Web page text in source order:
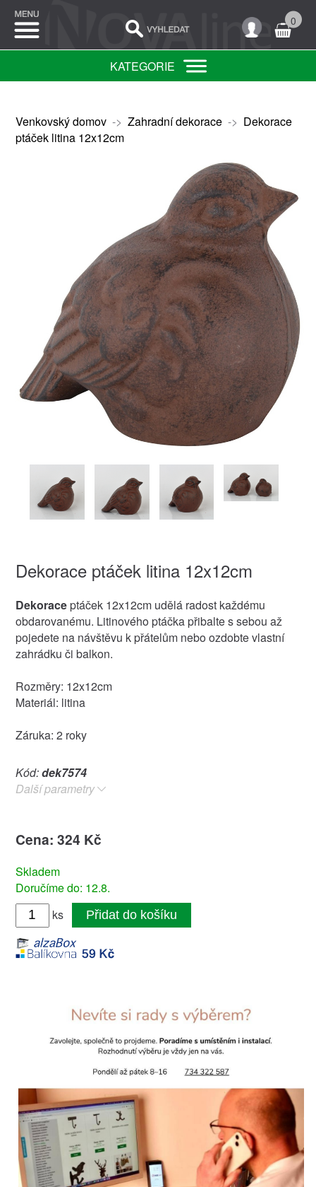
0
KATEGORIE
Venkovský domov-> Zahradní dekorace-> Dekorace
ptáček litina 12x12cm
Dekorace ptáček litina 12x12cm
Dekoraceptáček 12x12cm udělá radost každému
obdarovanému. Litinového ptáčka přibalte s sebou až
pojedete na návštěvu k přátelům nebo ozdobte vlastní
zahrádku či balkon.
Rozměry: 12x12cm
Materiál: litina
Záruka: 2 roky
Kód:dek7574
Další parametry
Cena: 324 Kč
Skladem
Doručíme do: 12.8.
ks
Přidat do košíku